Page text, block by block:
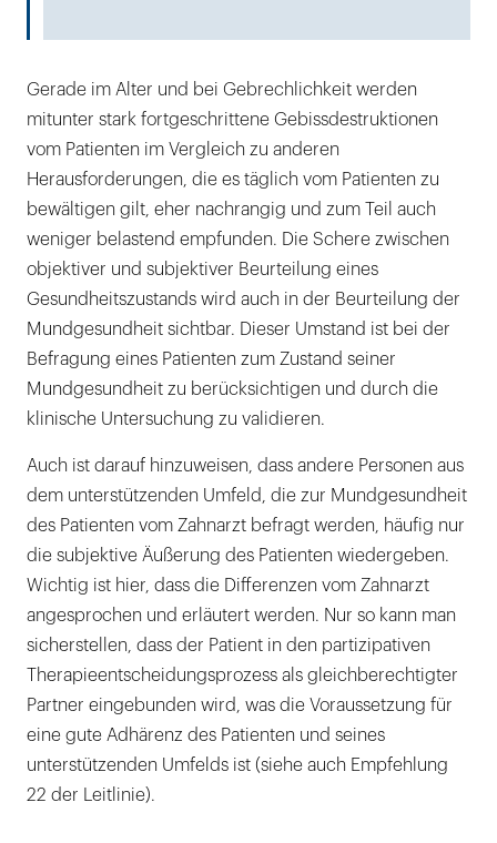
Gerade im Alter und bei Gebrechlichkeit werden
mitunter stark fortgeschrittene Gebissdestruktionen
vom Patienten im Vergleich zu anderen
Herausforderungen, die es täglich vom Patienten zu
bewältigen gilt, eher nachrangig und zum Teil auch
weniger belastend empfunden. Die Schere zwischen
objektiver und subjektiver Beurteilung eines
Gesundheitszustands wird auch in der Beurteilung der
Mundgesundheit sichtbar. Dieser Umstand ist bei der
Befragung eines Patienten zum Zustand seiner
Mundgesundheit zu berücksichtigen und durch die
klinische Untersuchung zu validieren.
Auch ist darauf hinzuweisen, dass andere Personen aus
dem unterstützenden Umfeld, die zur Mundgesundheit
des Patienten vom Zahnarzt befragt werden, häufig nur
die subjektive Äußerung des Patienten wiedergeben.
Wichtig ist hier, dass die Differenzen vom Zahnarzt
angesprochen und erläutert werden. Nur so kann man
sicherstellen, dass der Patient in den partizipativen
Therapieentscheidungsprozess als gleichberechtigter
Partner eingebunden wird, was die Voraussetzung für
eine gute Adhärenz des Patienten und seines
unterstützenden Umfelds ist (siehe auch Empfehlung
22 der Leitlinie).